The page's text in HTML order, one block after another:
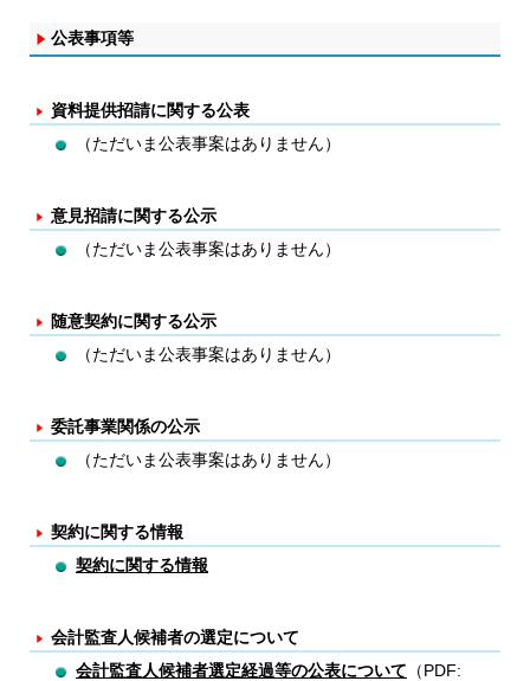
公表事項等
資料提供招請に関する公表
（ただいま公表事案はありません）
意見招請に関する公示
（ただいま公表事案はありません）
随意契約に関する公示
（ただいま公表事案はありません）
委託事業関係の公示
（ただいま公表事案はありません）
契約に関する情報
契約に関する情報
会計監査人候補者の選定について
会計監査人候補者選定経過等の公表について （PDF: